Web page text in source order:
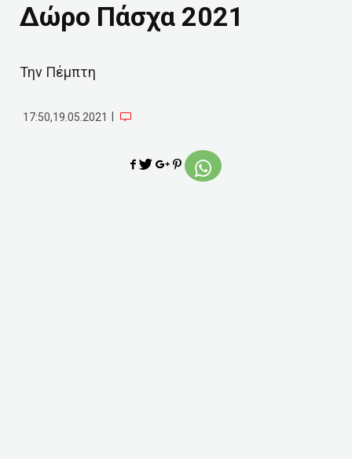
Δώρο Πάσχα 2021
Την Πέμπτη
17:50,19.05.2021